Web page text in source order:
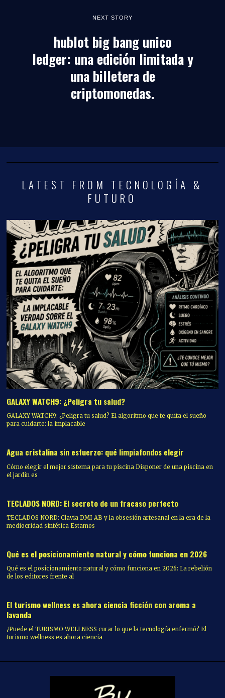
NEXT STORY
hublot big bang unico
ledger: una edición limitada y
una billetera de
criptomonedas.
LATEST FROM TECNOLOGÍA &
FUTURO
GALAXY WATCH9: ¿Peligra tu salud?
GALAXY WATCH9: ¿Peligra tu salud? El algoritmo que te quita el sueño
para cuidarte: la implacable
Agua cristalina sin esfuerzo: qué limpiafondos elegir
Cómo elegir el mejor sistema para tu piscina Disponer de una piscina en
el jardín es
TECLADOS NORD: El secreto de un fracaso perfecto
TECLADOS NORD: Clavia DMI AB y la obsesión artesanal en la era de la
mediocridad sintética Estamos
Qué es el posicionamiento natural y cómo funciona en 2026
Qué es el posicionamiento natural y cómo funciona en 2026: La rebelión
de los editores frente al
El turismo wellness es ahora ciencia ficción con aroma a
lavanda
¿Puede el TURISMO WELLNESS curar lo que la tecnología enfermó? El
turismo wellness es ahora ciencia